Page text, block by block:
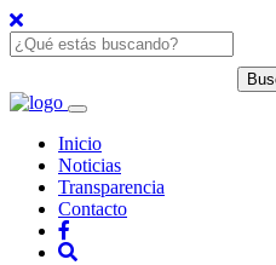
Inicio
Noticias
Transparencia
Contacto